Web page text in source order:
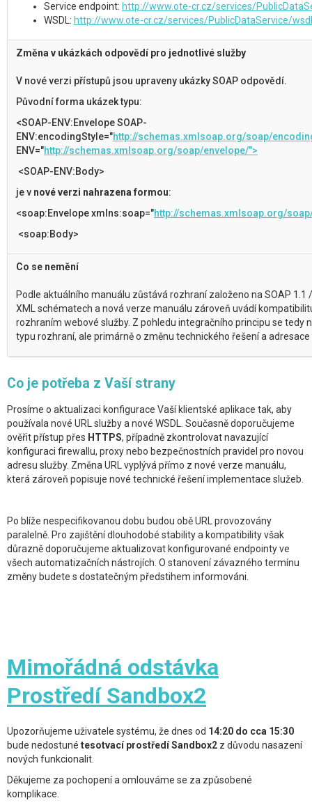
Service endpoint: http://www.ote-cr.cz/services/
WSDL: http://www.ote-cr.cz/services/PublicDataService/wsdl
Změna v ukázkách odpovědí pro jednotlivé služby
V nové verzi přístupů jsou upraveny ukázky SOAP odpovědí.
Původní forma ukázek typu:
<SOAP-ENV:Envelope SOAP-
ENV:encodingStyle="http://schemas.xmlsoap.org/soap/
ENV="http://schemas.xmlsoap.org/soap/envelope/">
<SOAP-ENV:Body>
je v nové verzi nahrazena formou:
<soap:Envelope xmlns:soap="http://schemas.xmlsoap.org/
<soap:Body>
Co se nemění
Podle aktuálního manuálu zůstává rozhraní založeno na SOAP 1.1 /
XML schématech a nová verze manuálu zároveň uvádí
rozhraním webové služby. Z pohledu integračního principu se tedy
typu rozhraní, ale primárně o změnu technického řešení a adresace
Co je potřeba z Vaší strany
Prosíme o aktualizaci konfigurace Vaší klientské aplikace tak, aby
používala nové URL služby a nové WSDL. Současně doporučujeme
ověřit přístup přes HTTPS, případně zkontrolovat navazující
konfiguraci firewallu, proxy nebo bezpečnostních pravidel pro novou
adresu služby. Změna URL vyplývá přímo z nové verze manuálu,
která zároveň popisuje nové technické řešení implementace služeb.
Po blíže nespecifikovanou dobu budou obě URL provozovány
paralelně. Pro zajištění dlouhodobé stability a kompatibility však
důrazně doporučujeme aktualizovat konfigurované endpointy ve
všech automatizačních nástrojích. O stanovení závazného termínu
změny budete s dostatečným předstihem informováni.
Mimořádná odstávka
Prostředí Sandbox2
Upozorňujeme uživatele systému, že dnes od 14:20 do cca 15:30
bude nedostuné tesotvací prostředí Sandbox2 z důvodu nasazení
nových funkcionalit.
Děkujeme za pochopení a omlouváme se za způsobené
komplikace.